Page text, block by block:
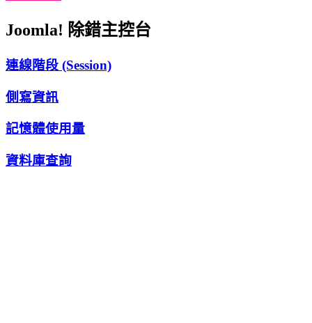
Joomla! 除錯主控台
連線階段 (Session)
側寫資訊
記憶體使用量
資料庫查詢